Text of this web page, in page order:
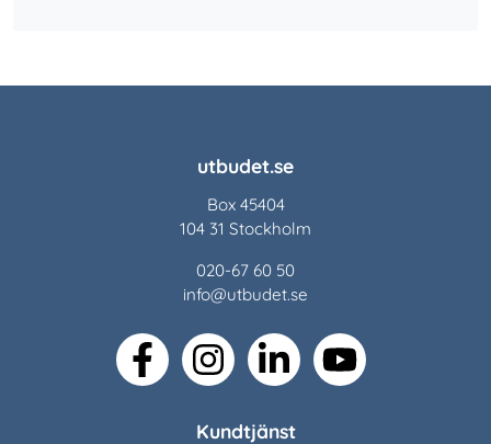
utbudet.se
Box 45404
104 31 Stockholm
020-67 60 50
info@utbudet.se
facebookinstagramlinkedin youtube
Kundtjänst